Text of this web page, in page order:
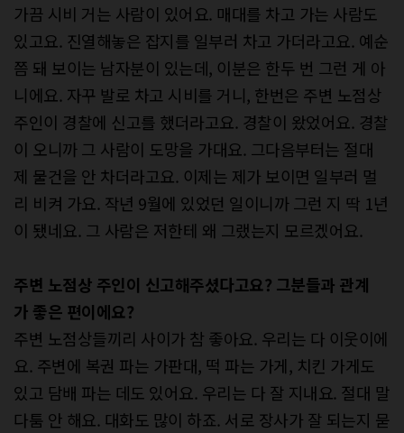
가끔 시비 거는 사람이 있어요. 매대를 차고 가는 사람도
있고요. 진열해놓은 잡지를 일부러 차고 가더라고요. 예순
쯤 돼 보이는 남자분이 있는데, 이분은 한두 번 그런 게 아
니에요. 자꾸 발로 차고 시비를 거니, 한번은 주변 노점상
주인이 경찰에 신고를 했더라고요. 경찰이 왔었어요. 경찰
이 오니까 그 사람이 도망을 가대요. 그다음부터는 절대
제 물건을 안 차더라고요. 이제는 제가 보이면 일부러 멀
리 비켜 가요. 작년 9월에 있었던 일이니까 그런 지 딱 1년
이 됐네요. 그 사람은 저한테 왜 그랬는지 모르겠어요.
주변 노점상 주인이 신고해주셨다고요? 그분들과 관계
가 좋은 편이에요?
주변 노점상들끼리 사이가 참 좋아요. 우리는 다 이웃이에
요. 주변에 복권 파는 가판대, 떡 파는 가게, 치킨 가게도
있고 담배 파는 데도 있어요. 우리는 다 잘 지내요. 절대 말
다툼 안 해요. 대화도 많이 하죠. 서로 장사가 잘 되는지 묻